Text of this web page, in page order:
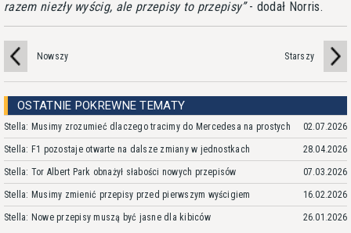
razem niezły wyścig, ale przepisy to przepisy - dodał Norris.
Nowszy Starszy
OSTATNIE POKREWNE TEMATY
Stella: Musimy zrozumieć dlaczego tracimy do Mercedesa na prostych 02.07.2026
Stella: F1 pozostaje otwarte na dalsze zmiany w jednostkach 28.04.2026
Stella: Tor Albert Park obnażył słabości nowych przepisów 07.03.2026
Stella: Musimy zmienić przepisy przed pierwszym wyścigiem 16.02.2026
Stella: Nowe przepisy muszą być jasne dla kibiców 26.01.2026